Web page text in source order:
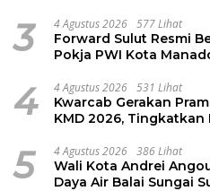
3 4 Agustus 2026 577 Lihat
Forward Sulut Resmi
Pokja PWI Kota
4 4 Agustus 2026 531 Lihat
Kwarcab Gerakan
KMD 2026,
5 4 Agustus 2026 386 Lihat
Wali Kota Andrei
Daya Air Balai Sungai